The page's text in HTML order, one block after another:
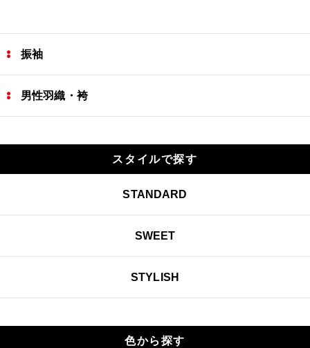
振袖
男性羽織・袴
スタイルで探す
STANDARD
SWEET
STYLISH
色から探す